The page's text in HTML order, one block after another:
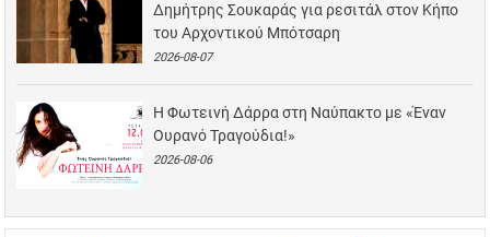
Δημήτρης Σουκαράς για ρεσιτάλ στον Κήπο
του Αρχοντικού Μπότσαρη
2026-08-07
Η Φωτεινή Δάρρα στη Ναύπακτο με «Έναν
Ουρανό Τραγούδια!»
2026-08-06